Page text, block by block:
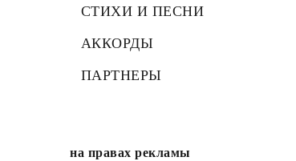
СТИХИ И ПЕСНИ
АККОРДЫ
ПАРТНЕРЫ
на правах рекламы